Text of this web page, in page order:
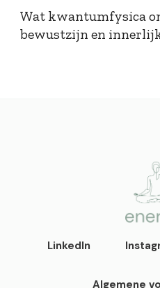
Wat kwantumfysica
bewustzijn en
LinkedIn
Algemene